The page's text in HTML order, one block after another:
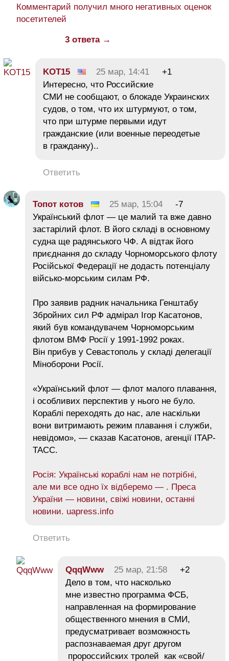
Комментарий получил много негативных оценок
посетителей
3 ответа →
KOT15 25 мар, 14:41
+1
Интересно, что Российские
СМИ не сообщают, о блокаде Украинских
судов, о том, что их штурмуют, о том,
что при штурме первыми идут
гражданские (или военные переодетые
в гражданку)..
Ответить
Топот котов 25 мар, 15:04
-7
Український флот — це малий та вже давно
застарілий флот. В його складі в основному
судна ще радянського ЧФ. А відтак його
приєднання до складу Чорноморського флоту
Російської Федерації не додасть потенціалу
військо-морським силам РФ.
Про заявив радник начальника Генштабу
Збройних сил РФ адмірал Ігор Касатонов,
який був командувачем Чорноморським
флотом ВМФ Росії у 1991-1992 роках.
Він прибув у Севастополь у складі делегації
Міноборони Росії.
«Український флот — флот малого плавання,
і особливих перспектив у нього не було.
Кораблі переходять до нас, але наскільки
вони витримають режим плавання і служби,
невідомо», — сказав Касатонов, агенції ІТАР-
ТАСС.
Росія: Українські кораблі нам не потрібні,
але ми все одно їх відберемо — . Преса
України — новини, свіжі новини, останні
новини. uapress.info
Ответить
QqqWww 25 мар, 21:58
+2
Дело в том, что насколько
мне известно программа ФСБ,
направленная на формирование
общественного мнения в СМИ,
предусматривает возможность
распознаваемая друг другом
пророссийских тролей как «свой/